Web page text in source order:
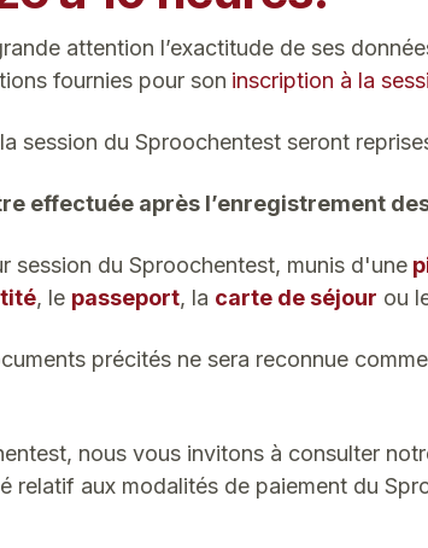
attention l’exactitude de ses
fournies pour son inscription à la
session du Sproochentest seront
effectuée après l’enregistrement
session du Sproochentest, munis d'une
, le passeport, la carte de séjour ou
précités ne sera reconnue
nous vous invitons à consulter
relatif aux modalités de paiement du